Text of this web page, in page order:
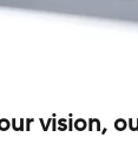
vision,